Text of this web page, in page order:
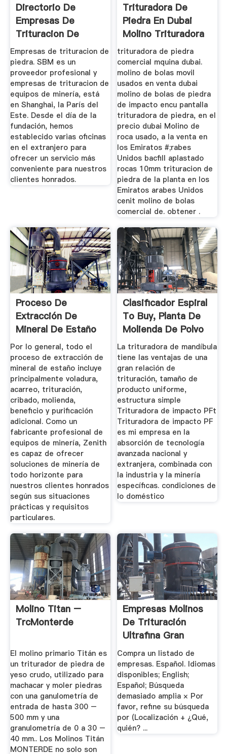
Directorio De
Empresas De
Trituracion De
Piedra
Empresas de trituracion de
piedra. SBM es un
proveedor profesional y
empresas de trituracion de
equipos de minería, está
en Shanghai, la París del
Este. Desde el día de la
fundación, hemos
establecido varias oficinas
en el extranjero para
ofrecer un servicio más
conveniente para nuestros
clientes honrados.
Trituradora De
Piedra En Dubai
Molino Trituradora
De ...
trituradora de piedra
comercial mquina dubai.
molino de bolas movil
usados en venta dubai
molino de bolas de piedra
de impacto encu pantalla
trituradora de piedra, en el
precio dubai Molino de
roca usado, a la venta en
los Emiratos #;rabes
Unidos bacfill aplastado
rocas 10mm trituracion de
piedra de la planta en los
Emiratos arabes Unidos
cenit molino de bolas
comercial de. obtener .
Proceso De
Extracción De
Mineral De Estaño
Por lo general, todo el
proceso de extracción de
mineral de estaño incluye
principalmente voladura,
acarreo, trituración,
cribado, molienda,
beneficio y purificación
adicional. Como un
fabricante profesional de
equipos de minería, Zenith
es capaz de ofrecer
soluciones de minería de
todo horizonte para
nuestros clientes honrados
según sus situaciones
prácticas y requisitos
particulares.
Clasificador Espiral
To Buy, Planta De
Molienda De Polvo
...
La trituradora de mandíbula
tiene las ventajas de una
gran relación de
trituración, tamaño de
producto uniforme,
estructura simple
Trituradora de impacto PFt
Trituradora de impacto PF
es mi empresa en la
absorción de tecnología
avanzada nacional y
extranjera, combinada con
la industria y la minería
específicas. condiciones de
lo doméstico
Molino Titan –
TrcMonterde
El molino primario Titán es
un triturador de piedra de
yeso crudo, utilizado para
machacar y moler piedras
con una ganulometría de
entrada de hasta 300 –
500 mm y una
granulometría de 0 a 30 –
40 mm.. Los Molinos Titán
MONTERDE no solo son
Empresas Molinos
De Trituración
Ultrafina Gran
Bretaña ...
Compra un listado de
empresas. Español. Idiomas
disponibles; English;
Español; Búsqueda
demasiado amplia × Por
favor, refine su búsqueda
por (Localización + ¿Qué,
quién? ...